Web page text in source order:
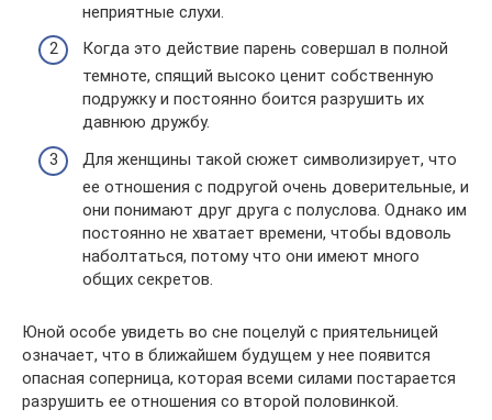
неприятные слухи.
Когда это действие парень совершал в полной
темноте, спящий высоко ценит собственную
подружку и постоянно боится разрушить их
давнюю дружбу.
Для женщины такой сюжет символизирует, что
ее отношения с подругой очень доверительные, и
они понимают друг друга с полуслова. Однако им
постоянно не хватает времени, чтобы вдоволь
наболтаться, потому что они имеют много
общих секретов.
Юной особе увидеть во сне поцелуй с приятельницей
означает, что в ближайшем будущем у нее появится
опасная соперница, которая всеми силами постарается
разрушить ее отношения со второй половинкой.